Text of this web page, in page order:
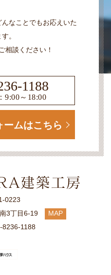
なことでもお応えいた
。
相談ください！
1188
9:00～18:00
ームはこちら
0223
3丁目6-19
MAP
8236-1188